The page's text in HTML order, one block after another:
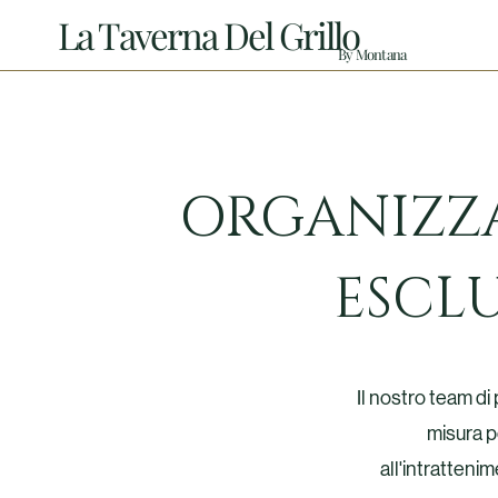
La Taverna Del GrilloBy Montana
Il nostro team
misura